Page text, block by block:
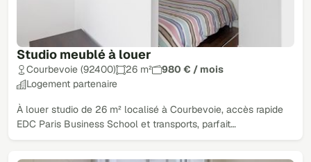
Studio meublé à louer
Courbevoie (92400) 26 m²
980 € / mois
Logement partenaire
À louer studio de 26 m² localisé à Courbevoie, accès rapide
EDC Paris Business School et transports, parfait…